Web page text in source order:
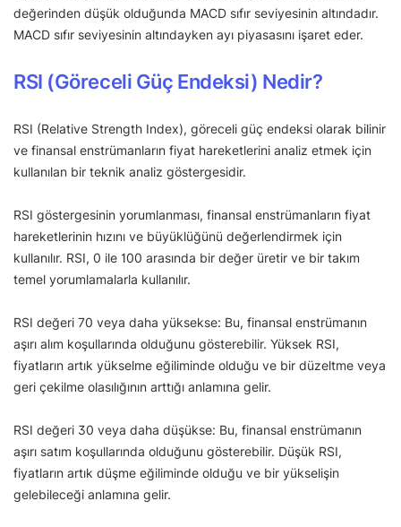
değerinden düşük olduğunda MACD sıfır seviyesinin altındadır.
MACD sıfır seviyesinin altındayken ayı piyasasını işaret eder.
RSI (Göreceli Güç Endeksi) Nedir?
RSI (Relative Strength Index), göreceli güç endeksi olarak bilinir
ve finansal enstrümanların fiyat hareketlerini analiz etmek için
kullanılan bir teknik analiz göstergesidir.
RSI göstergesinin yorumlanması, finansal enstrümanların fiyat
hareketlerinin hızını ve büyüklüğünü değerlendirmek için
kullanılır. RSI, 0 ile 100 arasında bir değer üretir ve bir takım
temel yorumlamalarla kullanılır.
RSI değeri 70 veya daha yüksekse: Bu, finansal enstrümanın
aşırı alım koşullarında olduğunu gösterebilir. Yüksek RSI,
fiyatların artık yükselme eğiliminde olduğu ve bir düzeltme veya
geri çekilme olasılığının arttığı anlamına gelir.
RSI değeri 30 veya daha düşükse: Bu, finansal enstrümanın
aşırı satım koşullarında olduğunu gösterebilir. Düşük RSI,
fiyatların artık düşme eğiliminde olduğu ve bir yükselişin
gelebileceği anlamına gelir.